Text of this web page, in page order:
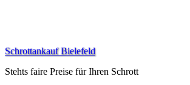
Schrottankauf Bielefeld
Stehts faire Preise für Ihren Schrott